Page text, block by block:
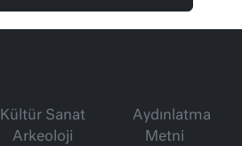
Kültür Sanat
Arkeoloji
Aydınlatma
Metni